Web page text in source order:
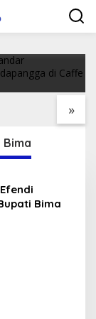
»
Tingkat
Bolo
Bima